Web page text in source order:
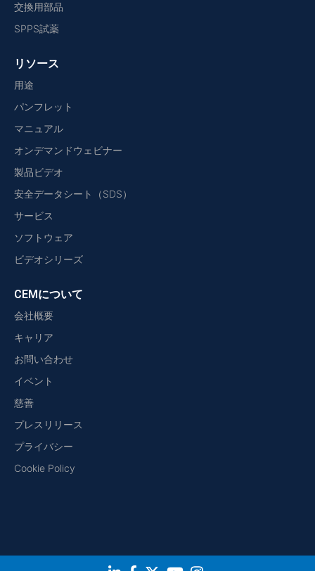
交換用部品
SPPS試薬
リソース
用途
パンフレット
マニュアル
オンデマンドウェビナー
製品ビデオ
安全データシート（SDS）
サービス
ソフトウェア
ビデオシリーズ
CEMについて
会社概要
キャリア
お問い合わせ
イベント
慈善
プレスリリース
プライバシー
Cookie Policy